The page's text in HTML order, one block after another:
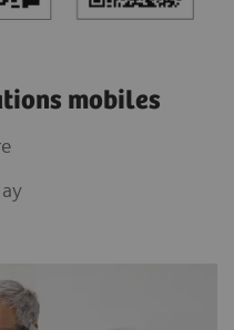
mobiles